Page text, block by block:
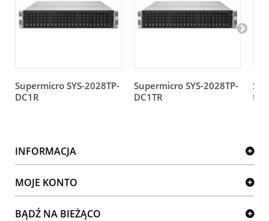
Supermicro SYS-2028TP-
DC1R
Supermicro SYS-2028TP-
DC1TR
INFORMACJA
MOJE KONTO
BĄDŹ NA BIEŻĄCO